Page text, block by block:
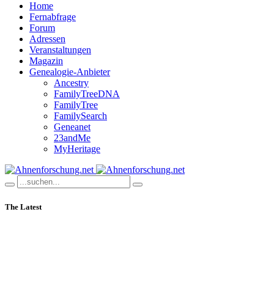
Home
Fernabfrage
Forum
Adressen
Veranstaltungen
Magazin
Genealogie-Anbieter
Ancestry
FamilyTreeDNA
FamilyTree
FamilySearch
Geneanet
23andMe
MyHeritage
The Latest